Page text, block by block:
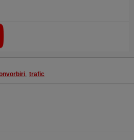
, trafic